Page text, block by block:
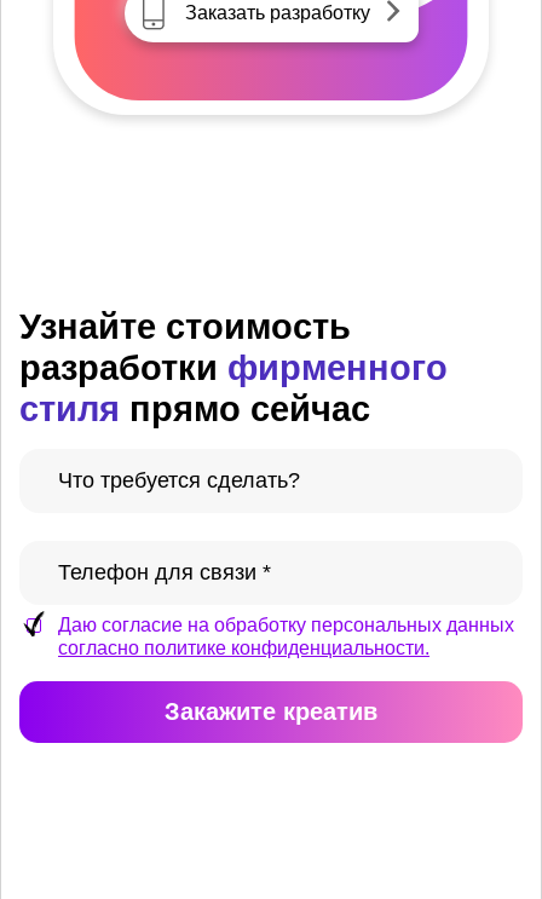
Заказать разработку
Узнайте стоимость
разработки фирменного
стиля прямо сейчас
Даю согласие на обработку персональных данных
согласно политике конфиденциальности.
Закажите креатив